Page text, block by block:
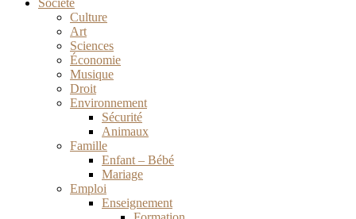
Société
Culture
Art
Sciences
Économie
Musique
Droit
Environnement
Sécurité
Animaux
Famille
Enfant – Bébé
Mariage
Emploi
Enseignement